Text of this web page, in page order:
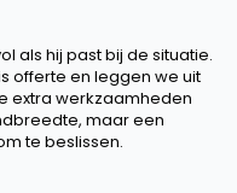
als hij past bij de situatie.
offerte en leggen we uit
extra werkzaamheden
maar een
te beslissen.